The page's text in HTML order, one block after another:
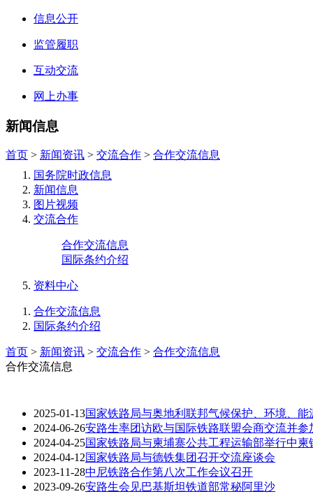
信息公开
监管履职
互动交流
网上办事
新闻信息
首页 > 新闻资讯 > 交流合作 > 合作交流信息
国务院时政信息
新闻信息
图片视频
交流合作
合作交流信息
国际条约介绍
资料中心
合作交流信息
国际条约介绍
首页 > 新闻资讯 > 交流合作 > 合作交流信息
合作交流信息
2025-01-13国家铁路局与奥地利联邦气候保护、环境、
2024-06-26安路生率团访欧与国际铁路联盟会商交流并
2024-04-25国家铁路局与柬埔寨公共工程运输部举行中
2024-04-12国家铁路局与德铁集团召开交流座谈会
2023-11-28中尼铁路合作第八次工作会议召开
2023-09-26安路生会见巴基斯坦铁道部常秘阿里沙